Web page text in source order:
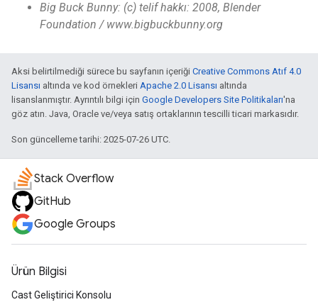
Big Buck Bunny: (c) telif hakkı: 2008, Blender
Foundation / www.bigbuckbunny.org
Aksi belirtilmediği sürece bu sayfanın içeriği Creative Commons Atıf 4.0
Lisansı altında ve kod örnekleri Apache 2.0 Lisansı altında
lisanslanmıştır. Ayrıntılı bilgi için Google Developers Site Politikaları'na
göz atın. Java, Oracle ve/veya satış ortaklarının tescilli ticari markasıdır.
Son güncelleme tarihi: 2025-07-26 UTC.
Stack Overflow
GitHub
Google Groups
Ürün Bilgisi
Cast Geliştirici Konsolu